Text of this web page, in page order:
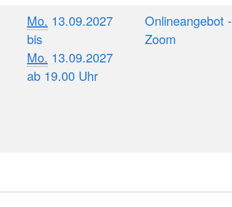
Mo. 13.09.2027
bis
Mo. 13.09.2027
ab 19.00 Uhr
Onlineangebot -
Zoom